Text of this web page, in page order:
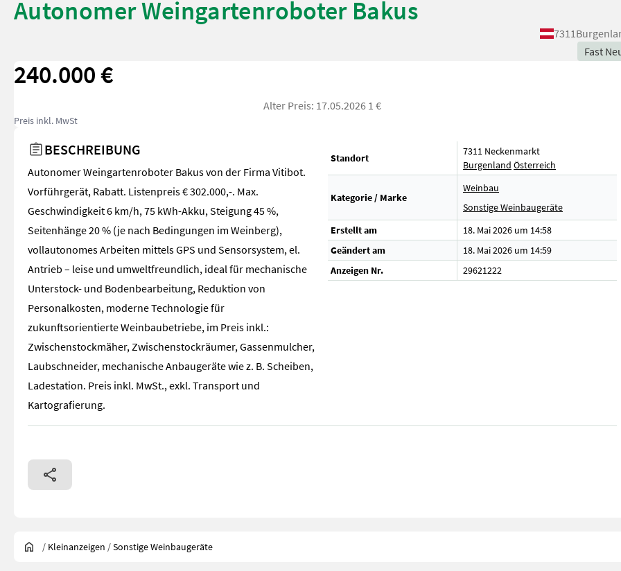
Autonomer Weingartenroboter Bakus
Fast
7311
240.000 €
Alter Preis: 17.05.2026 1 €
Preis inkl. MwSt
BESCHREIBUNG
Autonomer Weingartenroboter Bakus von der Firma Vitibot.
Vorführgerät, Rabatt. Listenpreis € 302.000,-. Max.
Geschwindigkeit 6 km/h, 75 kWh-Akku, Steigung 45 %,
Seitenhänge 20 % (je nach Bedingungen im Weinberg),
vollautonomes Arbeiten mittels GPS und Sensorsystem, el.
Antrieb – leise und umweltfreundlich, ideal für mechanische
Unterstock- und Bodenbearbeitung, Reduktion von
Personalkosten, moderne Technologie für
zukunftsorientierte Weinbaubetriebe, im Preis inkl.:
Zwischenstockmäher, Zwischenstockräumer, Gassenmulcher,
Laubschneider, mechanische Anbaugeräte wie z. B. Scheiben,
Ladestation. Preis inkl. MwSt., exkl. Transport und
Kartografierung.
Standort
7311 Neckenmarkt
Burgenland Österreich
Kategorie / Marke
Weinbau
Sonstige Weinbaugeräte
Erstellt am
18. Mai 2026 um 14:58
Geändert am
18. Mai 2026 um 14:59
Anzeigen Nr.
29621222
/ Kleinanzeigen /Sonstige Weinbaugeräte